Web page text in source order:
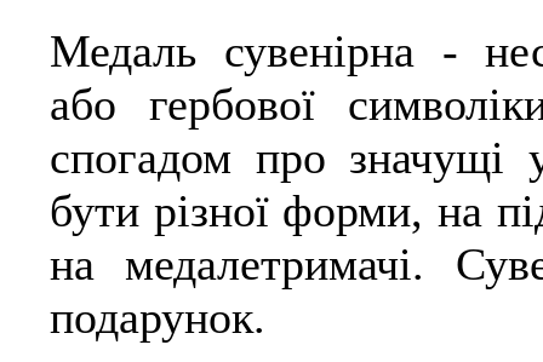
Медаль сувенірна -
або гербової
спогадом про значущі
бути різної форми, на
на медалетримачі.
подарунок.